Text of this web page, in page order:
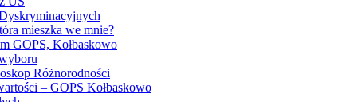
mieszka we mnie?
GOPS, Kołbaskowo
Różnorodności
– GOPS Kołbaskowo